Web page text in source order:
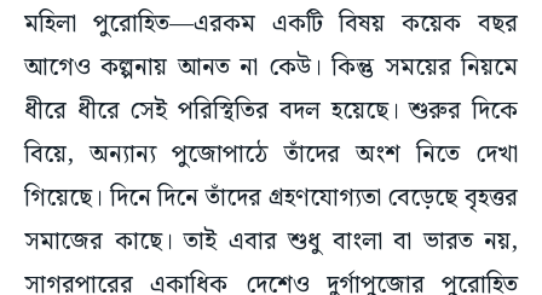
মহিলা পুরোহিত—এরকম একটি বিষয় কয়েক বছর
আগেও কল্পনায় আনত না কেউ। কিন্তু সময়ের নিয়মে
ধীরে ধীরে সেই পরিস্থিতির বদল হয়েছে। শুরুর দিকে
বিয়ে, অন্যান্য পুজোপাঠে তাঁদের অংশ নিতে দেখা
গিয়েছে। দিনে দিনে তাঁদের গ্রহণযোগ্যতা বেড়েছে বৃহত্তর
সমাজের কাছে। তাই এবার শুধু বাংলা বা ভারত নয়,
সাগরপারের একাধিক দেশেও দুর্গাপুজোর পুরোহিত